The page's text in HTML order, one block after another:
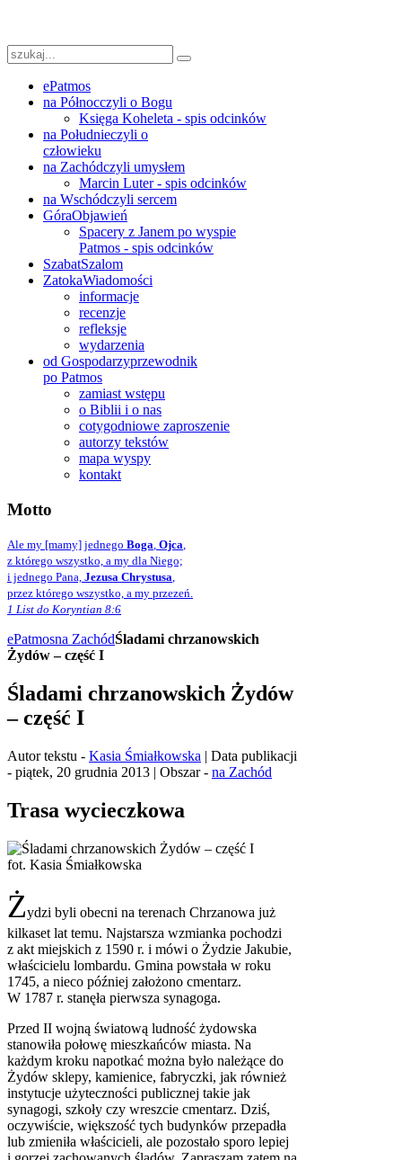
ePatmos
na Północczyli o Bogu
Księga Koheleta - spis odcinków
na Południeczyli o
człowieku
na Zachódczyli umysłem
Marcin Luter - spis odcinków
na Wschódczyli sercem
GóraObjawień
Spacery z Janem po wyspie
Patmos - spis odcinków
SzabatSzalom
ZatokaWiadomości
informacje
recenzje
refleksje
wydarzenia
od Gospodarzyprzewodnik
po Patmos
zamiast wstępu
o Biblii i o nas
cotygodniowe zaproszenie
autorzy tekstów
mapa wyspy
kontakt
Motto
Ale my [mamy] jednego Boga, Ojca,
z którego wszystko, a my dla Niego;
i jednego Pana, Jezusa Chrystusa,
przez którego wszystko, a my przezeń.
1 List do Koryntian 8:6
ePatmosna ZachódŚladami chrzanowskich
Żydów – część I
Śladami chrzanowskich Żydów
– część I
Autor tekstu - Kasia Śmiałkowska | Data publikacji
- piątek, 20 grudnia 2013 | Obszar - na Zachód
Trasa wycieczkowa
fot. Kasia Śmiałkowska
Żydzi byli obecni na terenach Chrzanowa już
kilkaset lat temu. Najstarsza wzmianka pochodzi
z akt miejskich z 1590 r. i mówi o Żydzie Jakubie,
właścicielu lombardu. Gmina powstała w roku
1745, a nieco później założono cmentarz.
W 1787 r. stanęła pierwsza synagoga.
Przed II wojną światową ludność żydowska
stanowiła połowę mieszkańców miasta. Na
każdym kroku napotkać można było należące do
Żydów sklepy, kamienice, fabryczki, jak również
instytucje użyteczności publicznej takie jak
synagogi, szkoły czy wreszcie cmentarz. Dziś,
oczywiście, większość tych budynków przepadła
lub zmieniła właścicieli, ale pozostało sporo lepiej